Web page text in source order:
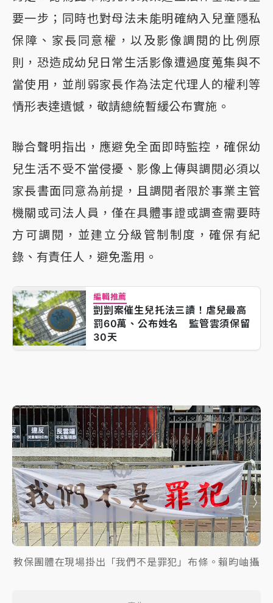
要一步；同時也對母法未能明確納入兒童隱私
保障、家長同意權，以及影像調閱的比例原
則，恐造成幼兒日常生活影像遭過度蒐集與不
當使用，並削弱家長作為法定代理人的權利等
情形表達遺憾，敬請總統暫緩公布實施。
聯合聲明指出，應避免全面即時監控，確保幼
兒生活不受不當侵擾、影像上傳與調閱必須以
家長書面同意為前提，且調閱者限於事業主管
機關或司法人員，僅在具體事證或調查需要時
方可調閱，並建立分級管制制度，確保有紀
錄、有責任人，避免濫用。
編輯推薦
剴剴案催生兒托法三讀！虐兒最高
罰60萬、公布姓名 監管雲須保留
30天
教保團體在現場掛出「我們不是罪犯」布條。賴昀岫攝